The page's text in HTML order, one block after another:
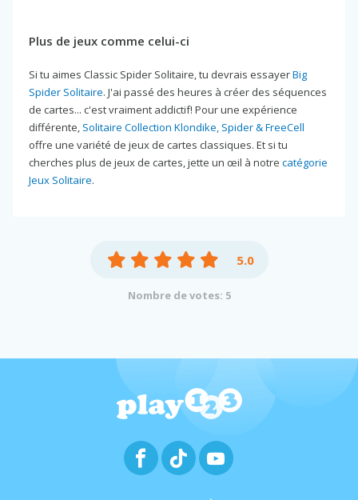
Plus de jeux comme celui-ci
Si tu aimes Classic Spider Solitaire, tu devrais essayerBig
Spider Solitaire. J'ai passé des heures à créer des séquences
de cartes... c'est vraiment addictif! Pour une expérience
différente, Solitaire Collection Klondike, Spider & FreeCell
offre une variété de jeux de cartes classiques. Et si tu
cherches plus de jeux de cartes, jette un œil à notre catégorie
Jeux Solitaire.
5.0
Nombre de votes: 5